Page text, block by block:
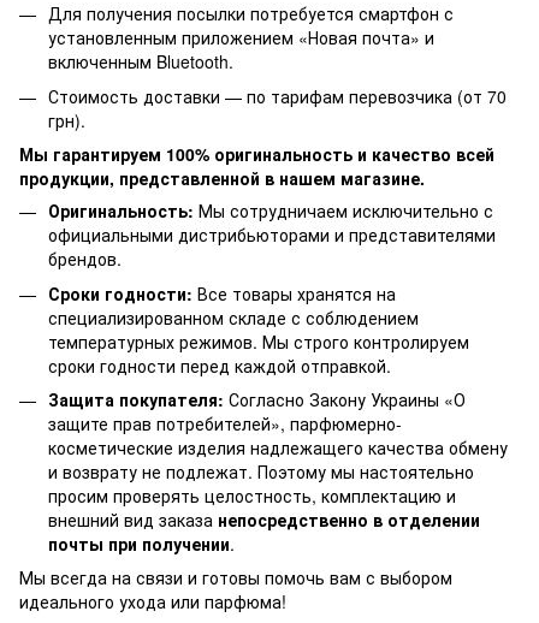
Для получения посылки потребуется смартфон с
установленным приложением «Новая почта» и
включенным Bluetooth.
Стоимость доставки — по тарифам перевозчика (от 70
грн).
Мы гарантируем 100% оригинальность и качество всей
продукции, представленной в нашем магазине.
Оригинальность: Мы сотрудничаем исключительно с
официальными дистрибьюторами и представителями
брендов.
Сроки годности: Все товары хранятся на
специализированном складе с соблюдением
температурных режимов. Мы строго контролируем
сроки годности перед каждой отправкой.
Защита покупателя: Согласно Закону Украины «О
защите прав потребителей», парфюмерно-
косметические изделия надлежащего качества обмену
и возврату не подлежат. Поэтому мы настоятельно
просим проверять целостность, комплектацию и
внешний вид заказа непосредственно в отделении
почты при получении.
Мы всегда на связи и готовы помочь вам с выбором
идеального ухода или парфюма!